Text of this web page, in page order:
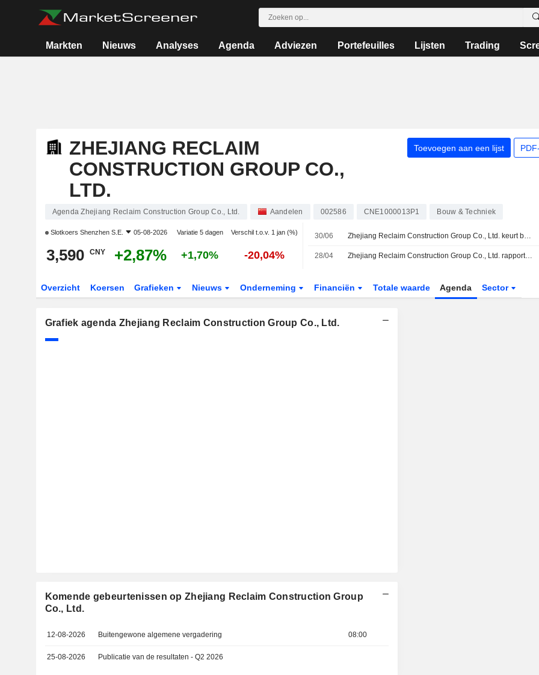
Markten Nieuws Analyses Agenda Adviezen Portefeuilles Lijsten Trading
ZHEJIANG RECLAIM
CONSTRUCTION GROUP CO.,
LTD.
Toevoegen aan een lijst
Agenda Zhejiang Reclaim Construction Group Co., Ltd. Aandelen 002586 CNE1000013P1 Bouw & Techniek
Slotkoers Shenzhen S.E. 05-08-2026 Variatie 5 dagen Verschil t.o.v. 1 jan (%)
3,590 CNY +2,87% +1,70% -20,04%
30/06 Zhejiang Reclaim Construction Group Co., Ltd. keurt benoeming van Han Jianping tot niet-onafhankelijk bestuurder goed
28/04 Zhejiang Reclaim Construction Group Co., Ltd. rapporteert resultaten over het eerste kwartaal eindigend op 31 maart 2026
Overzicht Koersen Grafieken Nieuws Onderneming Financiën Totale waarde Agenda Sector
Grafiek agenda Zhejiang Reclaim Construction Group Co., Ltd.
Komende gebeurtenissen op Zhejiang Reclaim Construction Group
Co., Ltd.
12-08-2026 Buitengewone algemene vergadering 08:00
25-08-2026 Publicatie van de resultaten - Q2 2026